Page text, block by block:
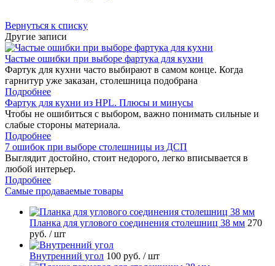
Вернуться к списку
Другие записи
Частые ошибки при выборе фартука для кухни
Фартук для кухни часто выбирают в самом конце. Когда
гарнитур уже заказан, столешница подобрана
Подробнее
Фартук для кухни из HPL. Плюсы и минусы
Чтобы не ошибиться с выбором, важно понимать сильные и
слабые стороны материала.
Подробнее
7 ошибок при выборе столешницы из ДСП
Выглядит достойно, стоит недорого, легко вписывается в
любой интерьер.
Подробнее
Самые продаваемые товары
Планка для углового соединения столешниц 38 мм 270
руб. / шт
Внутренний угол 100 руб. / шт